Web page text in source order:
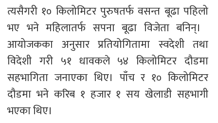
त्यसैगरी १० किलोमिटर पुरुषतर्फ वसन्त बूढा पहिलो
भए भने महिलातर्फ सपना बूढा विजेता बनिन्।
आयोजकका अनुसार प्रतियोगितामा स्वदेशी तथा
विदेशी गरी ५१ धावकले ५४ किलोमिटर दौडमा
सहभागिता जनाएका थिए। पाँच र १० किलोमिटर
दौडमा भने करिब १ हजार १ सय खेलाडी सहभागी
भएका थिए।